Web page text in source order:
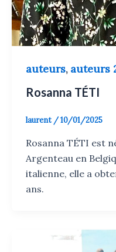
auteurs, auteurs
Rosanna TÉTI
laurent /10/01/2025
Rosanna TÉTI est
Argenteau en
italienne, elle a
ans.